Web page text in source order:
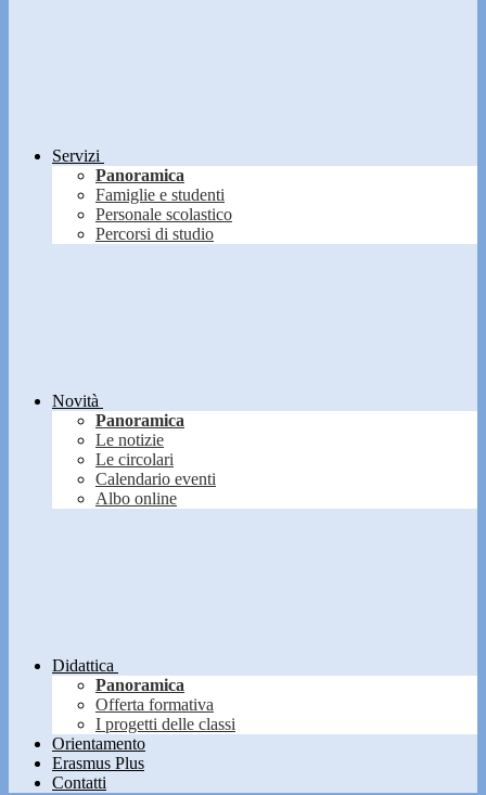
Servizi
Panoramica
Famiglie e studenti
Personale scolastico
Percorsi di studio
Novità
Panoramica
Le notizie
Le circolari
Calendario eventi
Albo online
Didattica
Panoramica
Offerta formativa
I progetti delle classi
Orientamento
Erasmus Plus
Contatti